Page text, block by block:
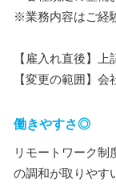
※業務内容はご経
【雇入れ直後】上
【変更の範囲】
働きやすさ◎
リモートワーク制
の調和が取りやす